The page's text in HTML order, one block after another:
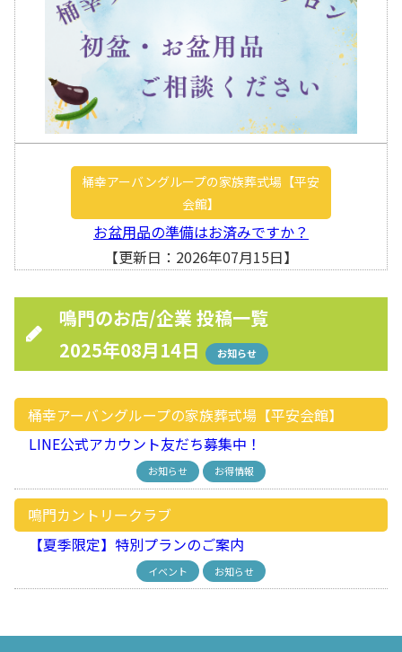
桶幸アーバングループの家族葬式場【平安
会館】
お盆用品の準備はお済みですか？
【更新日：2026年07月15日】
鳴門のお店/企業 投稿一覧
2025年08月14日
お知らせ
桶幸アーバングループの家族葬式場【平安会館】
LINE公式アカウント友だち募集中！
お知らせ お得情報
鳴門カントリークラブ
【夏季限定】特別プランのご案内
イベント お知らせ